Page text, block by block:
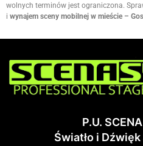
wolnych terminów jest ograniczona.
i wynajem sceny mobilnej w mieście –
P.U.
Światło i